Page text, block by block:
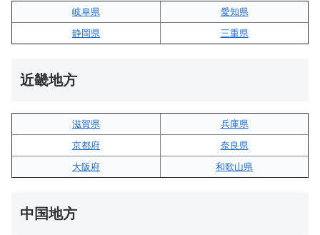
岐阜県
愛知県
静岡県
三重県
近畿地方
滋賀県
兵庫県
京都府
奈良県
大阪府
和歌山県
中国地方